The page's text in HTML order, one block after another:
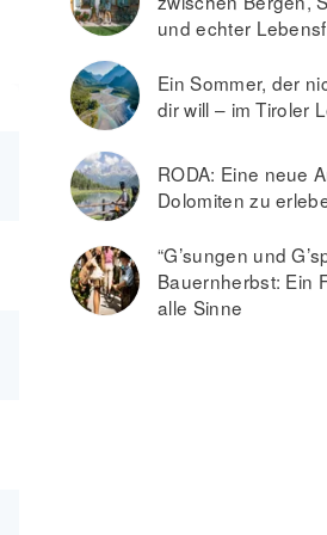
und echter
Ein Sommer, der
dir will – im Tiroler
RODA: Eine neue
Dolomiten zu
“G’sungen und
Bauernherbst: Ein
alle Sinne